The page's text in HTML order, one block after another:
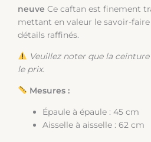
neuve Ce caftan est finement
mettant en valeur le savoir-
détails raffinés.
Veuillez noter que la
le prix.
Mesures :
Épaule à épaule : 45 cm
Aisselle à aisselle : 62 cm